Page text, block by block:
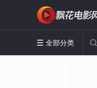
 全部分类 